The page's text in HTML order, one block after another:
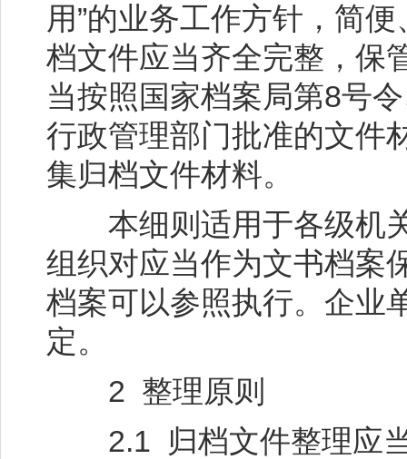
用”的业务工作方针，简
档文件应当齐全完整，保
当按照国家档案局第8号
行政管理部门批准的文件
集归档文件材料。
本细则适用于各级机关
组织对应当作为文书档案
档案可以参照执行。企业
定。
2 整理原则
2.1 归档文件整理应当